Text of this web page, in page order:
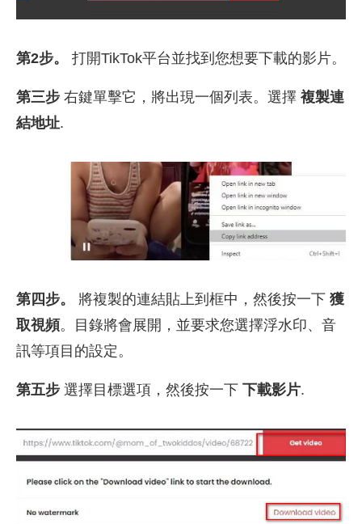
第2步。 打開TikTok平台並找到您想要下載的影片。
第三步 右鍵單擊它，將出現一個列表。選擇 複製連
結地址.
第四步。 將複製的連結貼上到框中，然後按一下 獲
取視頻。目錄將會展開，並要求您選擇浮水印、音
訊等項目的設定。
第五步 選擇目標選項，然後按一下 下載影片.